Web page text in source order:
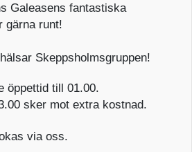
Galeasens fantastiska
gärna runt!
Skeppsholmsgruppen!
öppettid till 01.00.
sker mot extra kostnad.
via oss.